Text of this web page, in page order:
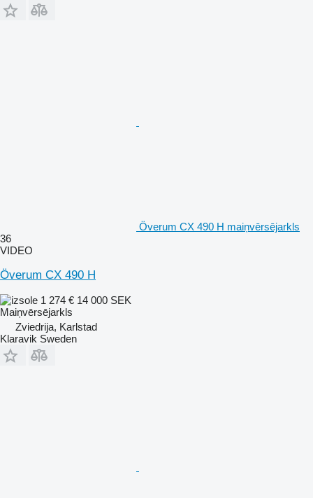
Överum CX 490 H maiņvērsējarkls
36
VIDEO
Överum CX 490 H
1 274 € 14 000 SEK
Maiņvērsējarkls
Zviedrija, Karlstad
Klaravik Sweden